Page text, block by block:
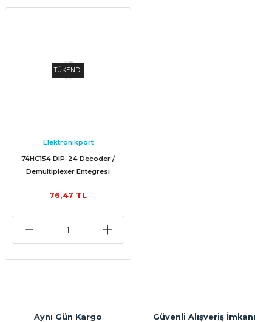
TÜKENDİ
Elektronikport
74HC154 DIP-24 Decoder /
Demultiplexer Entegresi
76,47 TL
Aynı Gün Kargo Güvenli Alışveriş İmkanı